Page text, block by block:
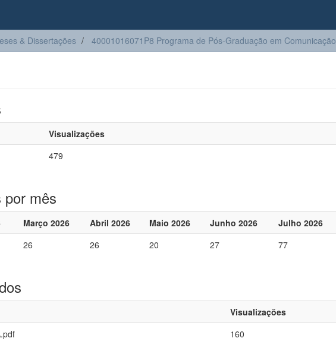
& Dissertações 40001016071P8 Programa de Pós-Graduação em Comunicação
Visualizações
479
por mês
Março 2026 Abril 2026 Maio 2026 Junho 2026 Julho 2026
26 26 20 27 77
Visualizações
160